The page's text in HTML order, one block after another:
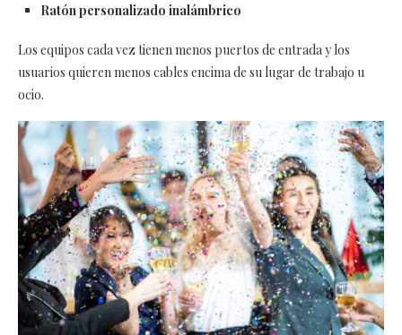
Ratón personalizado inalámbrico
Los equipos cada vez tienen menos puertos de entrada y los
usuarios quieren menos cables encima de su lugar de trabajo u
ocio.